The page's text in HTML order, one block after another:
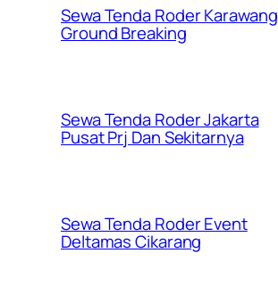
Sewa Tenda Roder Karawang
Ground Breaking
Sewa Tenda Roder Jakarta
Pusat Prj Dan Sekitarnya
Sewa Tenda Roder Event
Deltamas Cikarang